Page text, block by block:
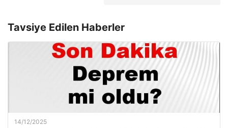
Tavsiye Edilen Haberler
14/12/2025